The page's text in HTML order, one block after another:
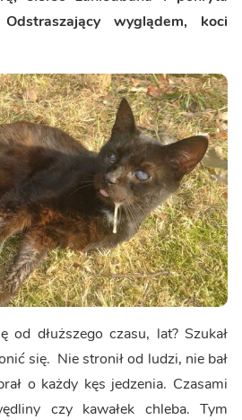
wyglądem, koci
od dłuższego czasu, lat? Szukał
się. Nie stronił od ludzi, nie bał
o każdy kęs jedzenia. Czasami
czy kawałek chleba. Tym